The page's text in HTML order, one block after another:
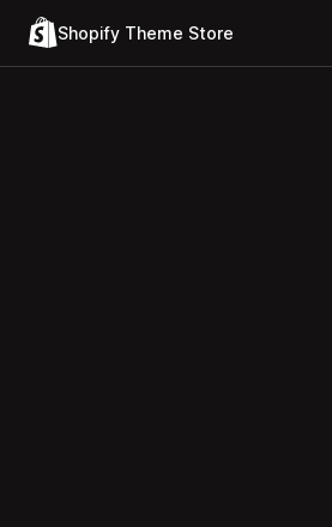
Shopify Theme Store